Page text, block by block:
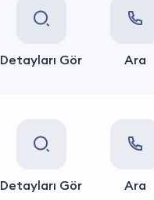
Detayları Gör Ara
Detayları Gör Ara